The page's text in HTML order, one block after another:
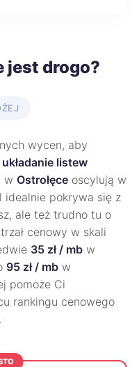
jest drogo?
wycen, aby
układanie listew
w Ostrołęce oscylują w
idealnie pokrywa się z
ale też trudno tu o
cenowy w skali
35 zł / mb w
95 zł / mb w
pomoże Ci
rankingu cenowego